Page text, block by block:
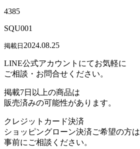
4385
SQU001
掲載日 2024.08.25
LINE公式アカウントにてお気軽に
ご相談・お問合せください。
掲載7日以上の商品は
販売済みの可能性があります。
クレジットカード決済
ショッピングローン決済ご希望の方は
事前にご相談ください。